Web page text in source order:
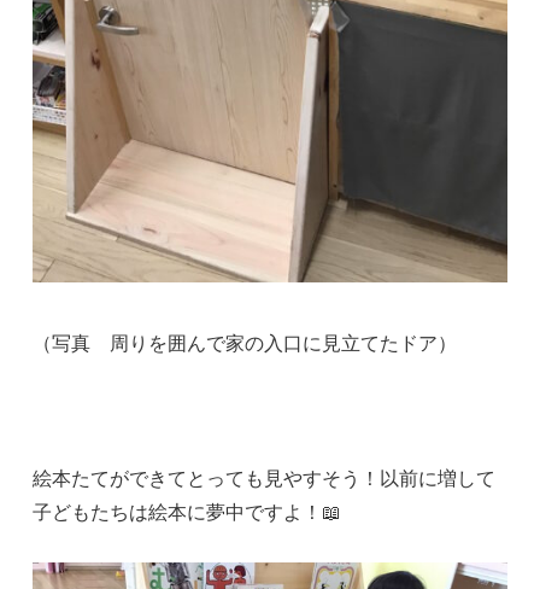
（写真 周りを囲んで家の入口に見立てたドア）
絵本たてができてとっても見やすそう！以前に増して
子どもたちは絵本に夢中ですよ！📖